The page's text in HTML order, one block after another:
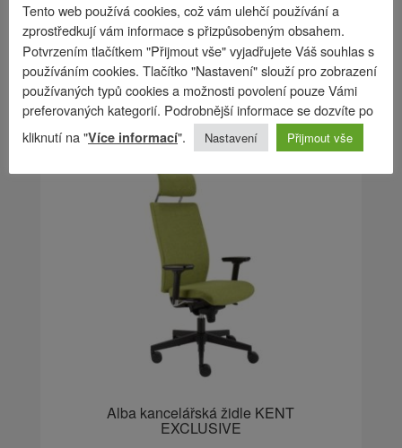
Alba kancelářská židle DISPOS „24“
MIDI
15 336Kč
Alba kancelářská židle KENT
EXCLUSIVE
Tento web používá cookies, což vám ulehčí používání a
zprostředkují vám informace s přizpůsobeným obsahem.
Potvrzením tlačítkem "Přijmout vše" vyjadřujete Váš souhlas s
používáním cookies. Tlačítko "Nastavení" slouží pro zobrazení
používaných typů cookies a možnosti povolení pouze Vámi
preferovaných kategorií. Podrobnější informace se dozvíte po
kliknutí na "Více informací". Nastavení Přijmout vše